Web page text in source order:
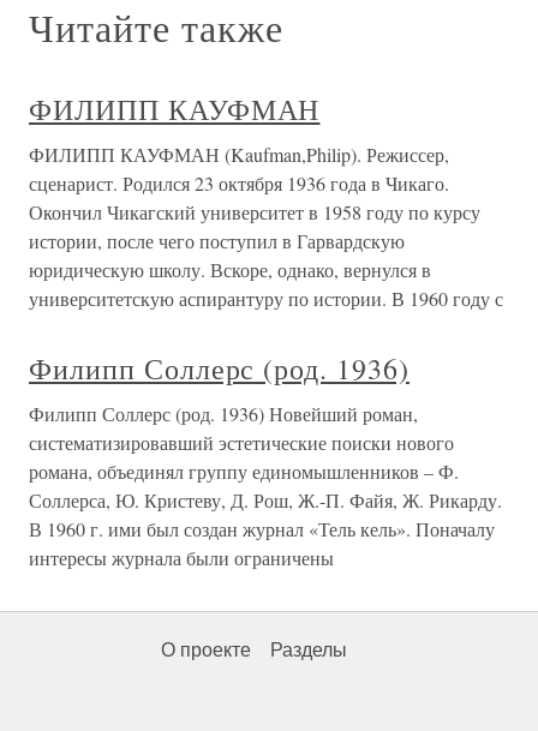
Читайте также
ФИЛИПП КАУФМАН
ФИЛИПП КАУФМАН (Kaufman,Philip). Режиссер,
сценарист. Родился 23 октября 1936 года в Чикаго.
Окончил Чикагский университет в 1958 году по курсу
истории, после чего поступил в Гарвардскую
юридическую школу. Вскоре, однако, вернулся в
университетскую аспирантуру по истории. В 1960 году с
Филипп Соллерс (род. 1936)
Филипп Соллерс (род. 1936) Новейший роман,
систематизировавший эстетические поиски нового
романа, объединял группу единомышленников – Ф.
Соллерса, Ю. Кристеву, Д. Рош, Ж.-П. Файя, Ж. Рикарду.
В 1960 г. ими был создан журнал «Тель кель». Поначалу
интересы журнала были ограничены
О проекте Разделы